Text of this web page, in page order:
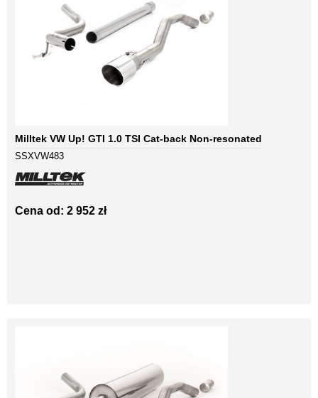
Milltek VW Up! GTI 1.0 TSI Cat-back Non-resonated
SSXVW483
Cena od: 2 952 zł